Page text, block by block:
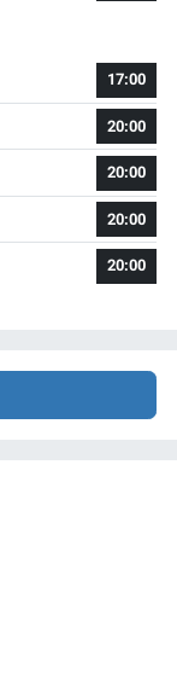
17:00
20:00
20:00
20:00
20:00